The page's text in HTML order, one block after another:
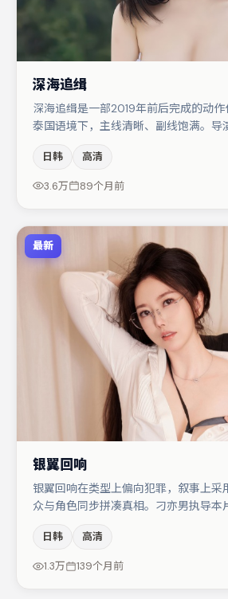
深海追缉
深海追缉是一部2019年前后完成的动
泰国语境下，主线清晰、副线饱满。导
包括朱一龙、王千源、金高银等，角色
喜欢抠台词与伏笔的观众。整体完成度
日韩 高清
3.6万 89个月前
最新
银翼回响
银翼回响在类型上偏向犯罪，叙事上采
众与角色同步拼凑真相。刁亦男执导本
括文淇、汤唯、雷佳音等，角色动机前
台词与伏笔的观众。若你偏爱强类型与
日韩 高清
1.3万 139个月前